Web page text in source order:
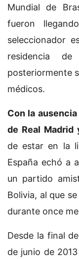
Mundial de
fueron
seleccionador
residencia
posteriormente
médicos.
Con la
de Real Madrid
de estar en la
España echó a
un partido
Bolivia, al que
durante once
Desde la final
de junio de